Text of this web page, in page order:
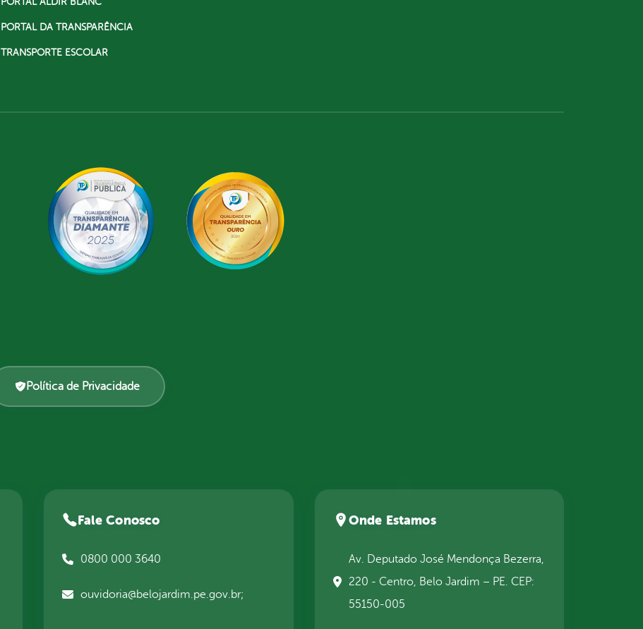
PORTAL DA TRANSPARÊNCIA
TRANSPORTE ESCOLAR
Política de Privacidade
Fale Conosco
0800 000 3640
ouvidoria@belojardim.pe.gov.br;
Onde Estamos
Av. Deputado José Mendonça Bezerra,
220 - Centro, Belo Jardim – PE. CEP:
55150-005